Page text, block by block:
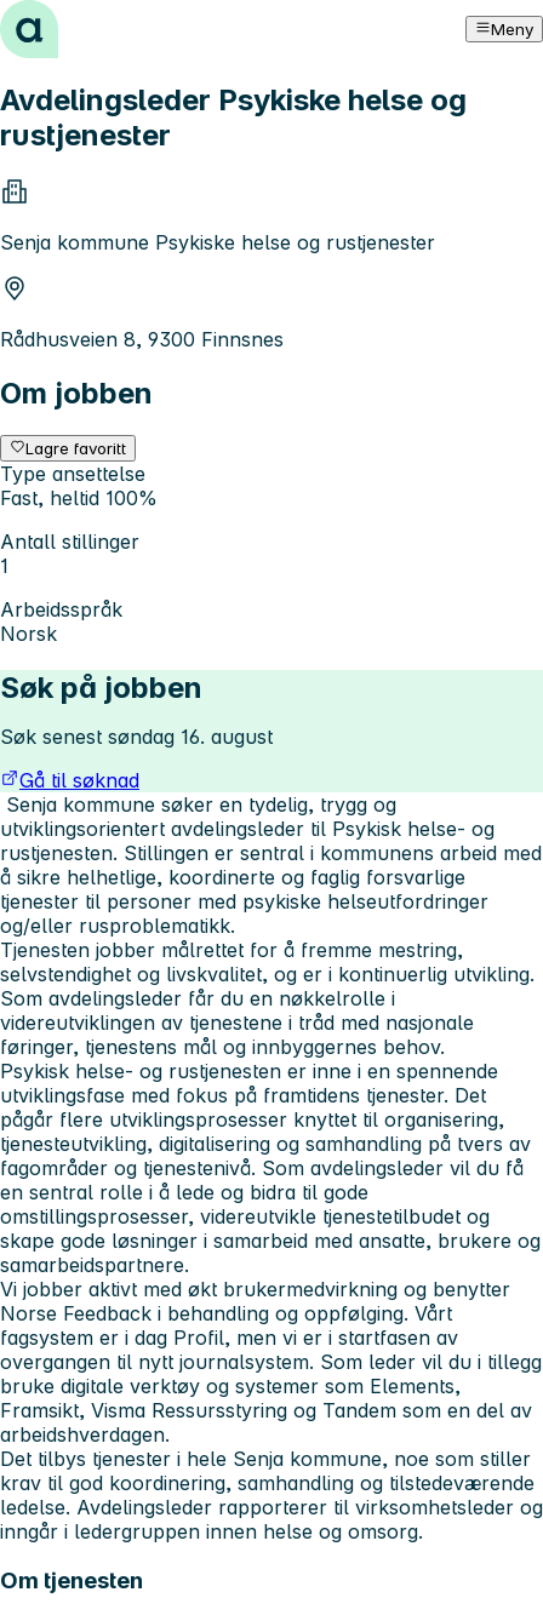
Hopp til innhold Meny
Avdelingsleder Psykiske helse og
rustjenester
Senja kommune Psykiske helse og rustjenester
Rådhusveien 8, 9300 Finnsnes
Om jobben
Lagre favoritt
Type ansettelse
Fast, heltid 100%
Antall stillinger
1
Arbeidsspråk
Norsk
Søk på jobben
Søk senest søndag 16. august
Gå til søknad
Senja kommune søker en tydelig, trygg og
utviklingsorientert avdelingsleder til Psykisk helse- og
rustjenesten. Stillingen er sentral i kommunens arbeid med
å sikre helhetlige, koordinerte og faglig forsvarlige
tjenester til personer med psykiske helseutfordringer
og/eller rusproblematikk.
Tjenesten jobber målrettet for å fremme mestring,
selvstendighet og livskvalitet, og er i kontinuerlig utvikling.
Som avdelingsleder får du en nøkkelrolle i
videreutviklingen av tjenestene i tråd med nasjonale
føringer, tjenestens mål og innbyggernes behov.
Psykisk helse- og rustjenesten er inne i en spennende
utviklingsfase med fokus på framtidens tjenester. Det
pågår flere utviklingsprosesser knyttet til organisering,
tjenesteutvikling, digitalisering og samhandling på tvers av
fagområder og tjenestenivå. Som avdelingsleder vil du få
en sentral rolle i å lede og bidra til gode
omstillingsprosesser, videreutvikle tjenestetilbudet og
skape gode løsninger i samarbeid med ansatte, brukere og
samarbeidspartnere.
Vi jobber aktivt med økt brukermedvirkning og benytter
Norse Feedback i behandling og oppfølging. Vårt
fagsystem er i dag Profil, men vi er i startfasen av
overgangen til nytt journalsystem. Som leder vil du i tillegg
bruke digitale verktøy og systemer som Elements,
Framsikt, Visma Ressursstyring og Tandem som en del av
arbeidshverdagen.
Det tilbys tjenester i hele Senja kommune, noe som stiller
krav til god koordinering, samhandling og tilstedeværende
ledelse. Avdelingsleder rapporterer til virksomhetsleder og
inngår i ledergruppen innen helse og omsorg.
Om tjenesten